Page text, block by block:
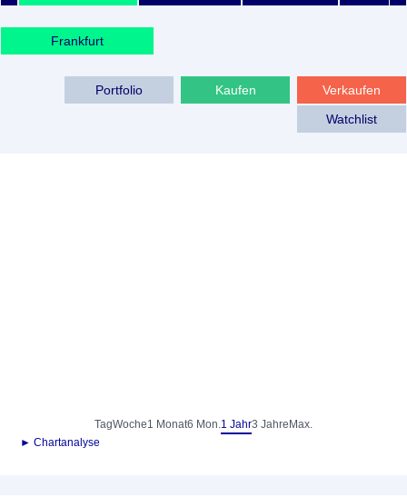
Frankfurt
Verkaufen
Kaufen
Portfolio
Watchlist
TagWoche1 Monat6 Mon.1 Jahr3 Jahre Max.
► Chartanalyse